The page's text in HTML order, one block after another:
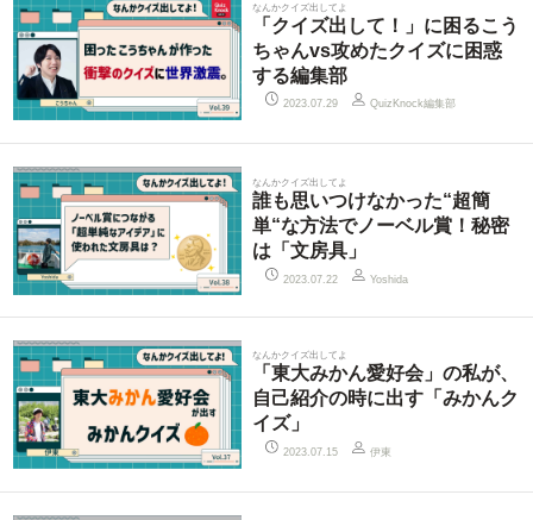
なんかクイズ出してよ
「クイズ出して！」に困るこう
ちゃんvs攻めたクイズに困惑
する編集部
2023.07.29 QuizKnock編集部
なんかクイズ出してよ
誰も思いつけなかった“超簡
単“な方法でノーベル賞！秘密
は「文房具」
2023.07.22 Yoshida
なんかクイズ出してよ
「東大みかん愛好会」の私が、
自己紹介の時に出す「みかんク
イズ」
2023.07.15 伊東